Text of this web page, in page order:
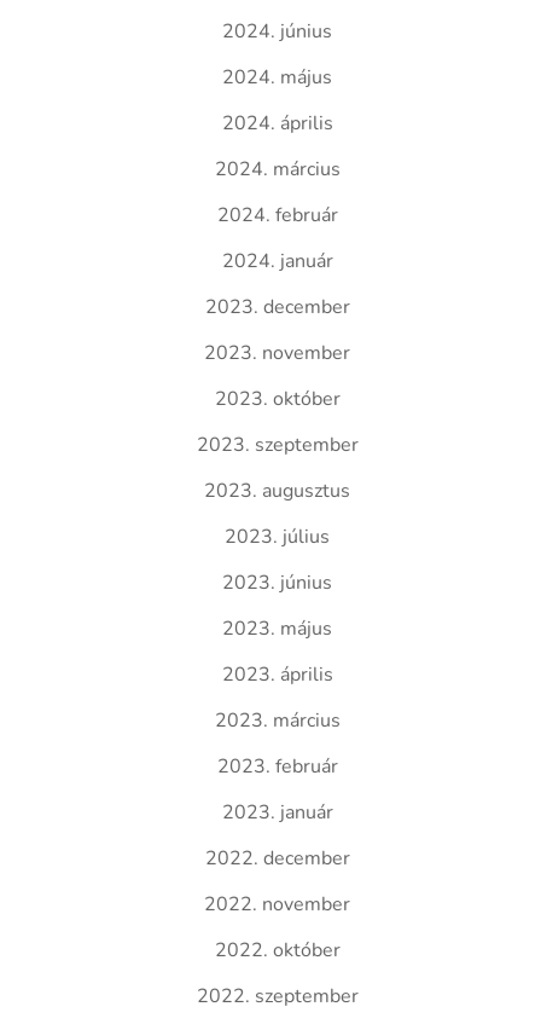
2024. június
2024. május
2024. április
2024. március
2024. február
2024. január
2023. december
2023. november
2023. október
2023. szeptember
2023. augusztus
2023. július
2023. június
2023. május
2023. április
2023. március
2023. február
2023. január
2022. december
2022. november
2022. október
2022. szeptember